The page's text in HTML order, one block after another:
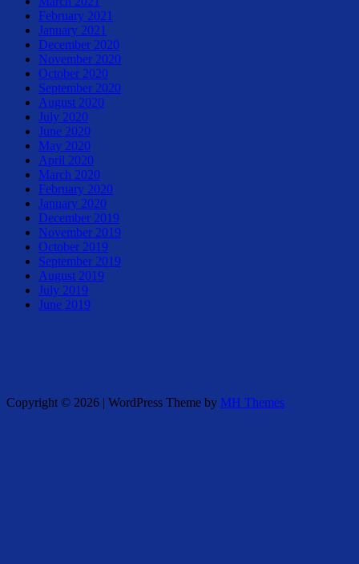
February 2021
January 2021
December 2020
November 2020
October 2020
September 2020
August 2020
July 2020
June 2020
May 2020
April 2020
March 2020
February 2020
January 2020
December 2019
November 2019
October 2019
September 2019
August 2019
July 2019
June 2019
Copyright © 2026 | WordPress Theme by MH Themes